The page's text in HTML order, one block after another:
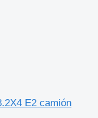
E2 camión